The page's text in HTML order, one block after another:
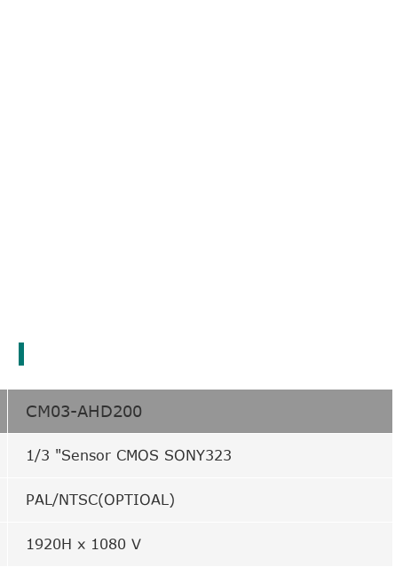
CM03-AHD200
1/3 "Sensor CMOS SONY323
PAL/NTSC(OPTIOAL)
1920H x 1080 V